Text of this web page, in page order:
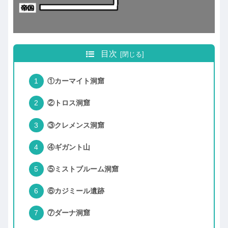
目次
①カーマイト洞窟
②トロス洞窟
③クレメンス洞窟
④ギガント山
⑤ミストブルーム洞窟
⑥カジミール遺跡
⑦ダーナ洞窟